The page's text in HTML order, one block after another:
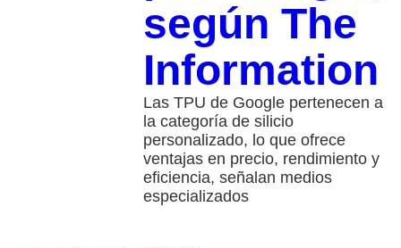
según The
Information
Las TPU de Google pertenecen a
la categoría de silicio
personalizado, lo que ofrece
ventajas en precio, rendimiento y
eficiencia, señalan medios
especializados